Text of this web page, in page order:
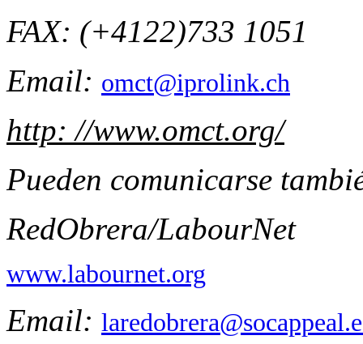
FAX: (+4122)733 1051
Email: omct@iprolink.ch
http: //www.omct.org/
Pueden comunicarse
RedObrera/LabourNet
www.labournet.org
Email: